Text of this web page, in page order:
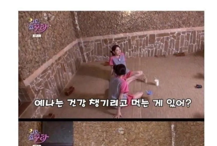
반복 업무를 줄여주는 자동화·매크로 프로그램을 개발해드립
니다